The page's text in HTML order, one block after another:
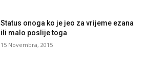
Status onoga ko je jeo za vrijeme ezana
ili malo poslije toga
15 Novembra, 2015